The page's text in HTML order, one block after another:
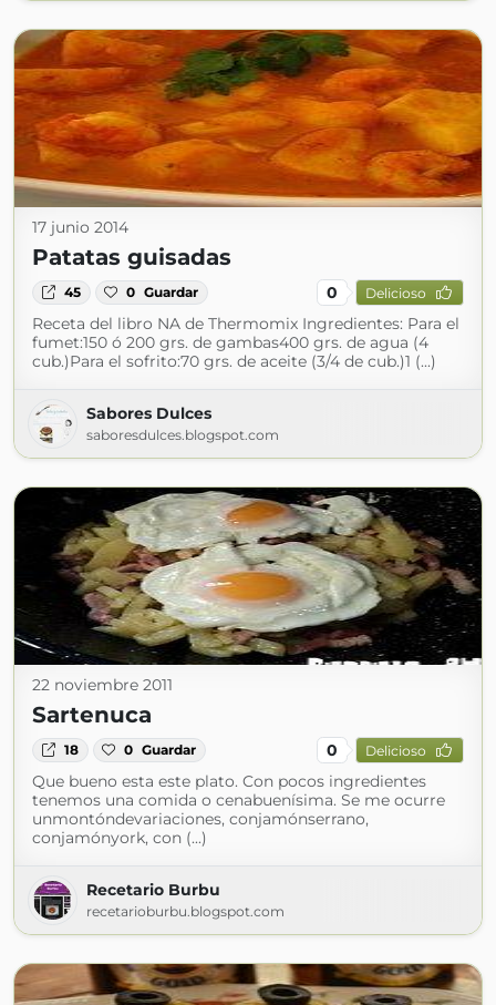
17 junio 2014
Patatas guisadas
45 0 Guardar 0 Delicioso
Receta del libro NA de Thermomix Ingredientes: Para el
fumet:150 ó 200 grs. de gambas400 grs. de agua (4
cub.)Para el sofrito:70 grs. de aceite (3/4 de cub.)1 (...)
Sabores Dulces
saboresdulces.blogspot.com
22 noviembre 2011
Sartenuca
18 0 Guardar 0 Delicioso
Que bueno esta este plato. Con pocos ingredientes
tenemos una comida o cenabuenísima. Se me ocurre
unmontóndevariaciones, conjamónserrano,
conjamónyork, con (...)
Recetario Burbu
recetarioburbu.blogspot.com